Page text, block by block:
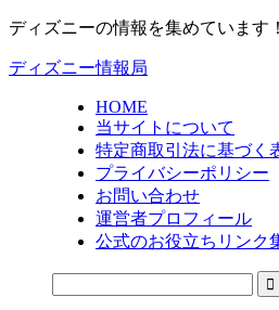
ディズニーの情報を集めています！
ディズニー情報局
HOME
当サイトについて
特定商取引法に基づく
プライバシーポリシー
お問い合わせ
運営者プロフィール
公式のお役立ちリンク